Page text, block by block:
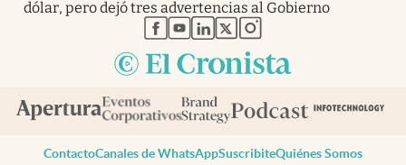
dólar, pero dejó tres advertencias al Gobierno
abre en nueva pestaña
abre en nueva pestaña
abre en nueva pestaña
abre en nueva pestaña
abre en nueva pestaña
ContactoCanales de WhatsAppSuscribiteQuiénes Somos